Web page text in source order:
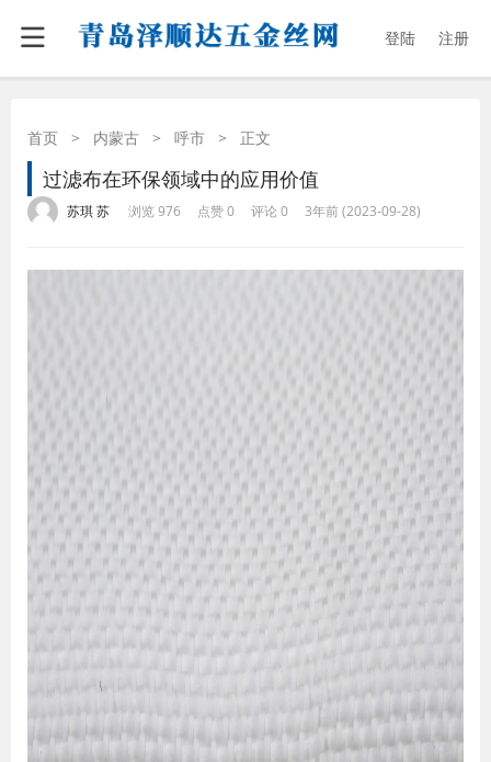
登陆 注册
首页 > 内蒙古 > 呼市 > 正文
过滤布在环保领域中的应用价值
苏琪 苏 浏览 976 点赞 0 评论 0 3年前 (2023-09-28)